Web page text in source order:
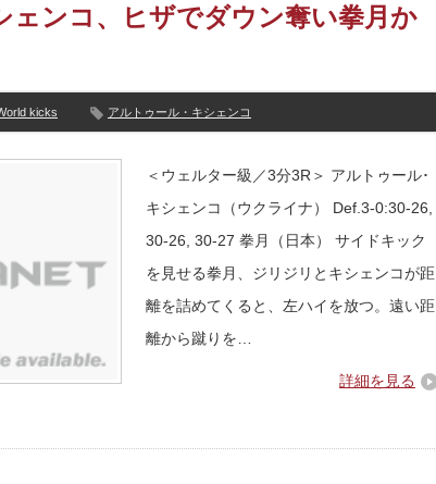
ェンコ、ヒザでダウン奪い拳月か
kicks アルトゥール・キシェンコ
＜ウェルター級／3分3R＞ アルトゥール･
キシェンコ（ウクライナ） Def.3-0:30-26,
30-26, 30-27 拳月（日本） サイドキック
を見せる拳月、ジリジリとキシェンコが距
離を詰めてくると、左ハイを放つ。遠い距
離から蹴りを…
詳細を見る